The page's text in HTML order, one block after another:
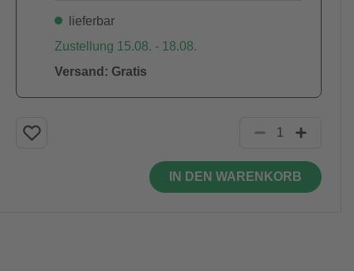
lieferbar
Zustellung 15.08. - 18.08.
Versand: Gratis
IN DEN WARENKORB